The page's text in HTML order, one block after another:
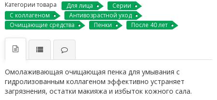
Категории товара Для лица
Серии
С коллагеном
Антивозрастной уход
Очищающие средства
Пенки После 40 лет
Омолаживающая очищающая пенка для умывания с
гидролизованным коллагеном эффективно устраняет
загрязнения, остатки макияжа и избыток кожного сала.